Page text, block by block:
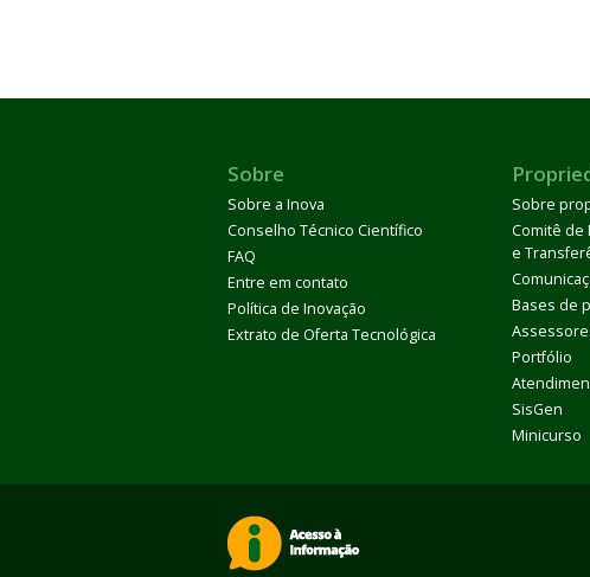
Sobre
Sobre a Inova
Conselho Técnico Científico
FAQ
Entre em contato
Política de Inovação
Extrato de Oferta Tecnológica
Sobre
Comitê de
e
Bases de
Portfólio
SisGen
Minicurso